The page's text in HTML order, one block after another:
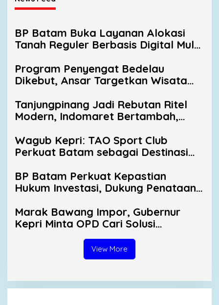
BP Batam Buka Layanan Alokasi
Tanah Reguler Berbasis Digital Mulai
Program Penyengat Bedelau
Dikebut, Ansar Targetkan Wisata
Tanjungpinang Jadi Rebutan Ritel
Modern, Indomaret Bertambah,
Wagub Kepri: TAO Sport Club
Perkuat Batam sebagai Destinasi
BP Batam Perkuat Kepastian
Hukum Investasi, Dukung Penataan
Marak Bawang Impor, Gubernur
Kepri Minta OPD Cari Solusi
View More